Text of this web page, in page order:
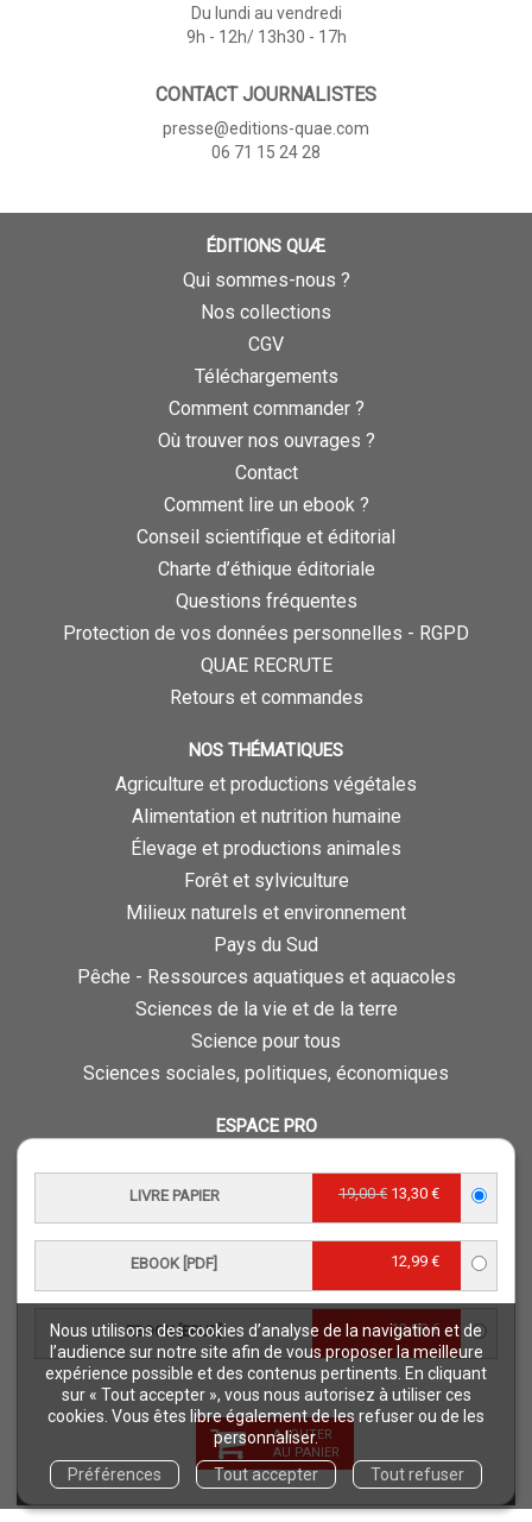
Nous utilisons des cookies d’analyse de la navigation et de
l’audience sur notre site afin de vous proposer la meilleure
expérience possible et des contenus pertinents. En cliquant
sur « Tout accepter », vous nous autorisez à utiliser ces
cookies. Vous êtes libre également de les refuser ou de les
personnaliser.
Préférences
Tout accepter Tout refuser
LIVRE PAPIER 19,00 € 13,30 €
EBOOK [PDF] 12,99 €
EBOOK [EPUB] 12,99 €
AJOUTER
AU PANIER
Du lundi au vendredi
9h - 12h/ 13h30 - 17h
CONTACT JOURNALISTES
presse@editions-quae.com
06 71 15 24 28
ÉDITIONS QUÆ
Qui sommes-nous ?
Nos collections
CGV
Téléchargements
Comment commander ?
Où trouver nos ouvrages ?
Contact
Comment lire un ebook ?
Conseil scientifique et éditorial
Charte d’éthique éditoriale
Questions fréquentes
Protection de vos données personnelles - RGPD
QUAE RECRUTE
Retours et commandes
NOS THÉMATIQUES
Agriculture et productions végétales
Alimentation et nutrition humaine
Élevage et productions animales
Forêt et sylviculture
Milieux naturels et environnement
Pays du Sud
Pêche - Ressources aquatiques et aquacoles
Sciences de la vie et de la terre
Science pour tous
Sciences sociales, politiques, économiques
ESPACE PRO
Vous êtes journaliste
Vous êtes libraire
Vous êtes bibliothécaire
Foreign rights
Procédure d'évaluation
NOTRE SITE
Quae © 2018
Mentions légales
Déclaration d'accessibilité